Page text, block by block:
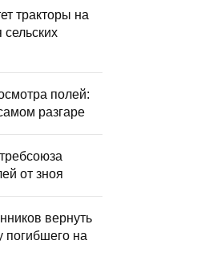
тракторы на
полей:
разгаре
от зноя
вернуть
погибшего на